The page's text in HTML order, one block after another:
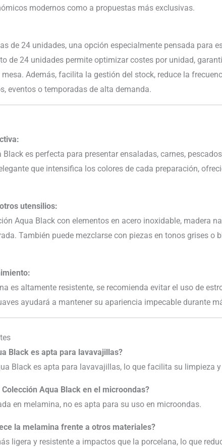
modernos como a propuestas más exclusivas.
de 24 unidades, una opción especialmente pensada para
de 24 unidades permite optimizar costes por unidad,
Además, facilita la gestión del stock, reduce la
eventos o temporadas de alta demanda.
Black es perfecta para presentar ensaladas, carnes,
que intensifica los colores de cada preparación,
utensilios:
Aqua Black con elementos en acero inoxidable, madera
También puede mezclarse con piezas en tonos grises
es altamente resistente, se recomienda evitar el uso de
ayudará a mantener su apariencia impecable durante
Black es apta para lavavajillas?
Black es apta para lavavajillas, lo que facilita su limpieza
Aqua Black en el microondas?
en melamina, no es apta para su uso en microondas.
la melamina frente a otros materiales?
ligera y resistente a impactos que la porcelana, lo que